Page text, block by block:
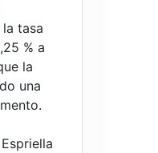
tasa
% a
la
una